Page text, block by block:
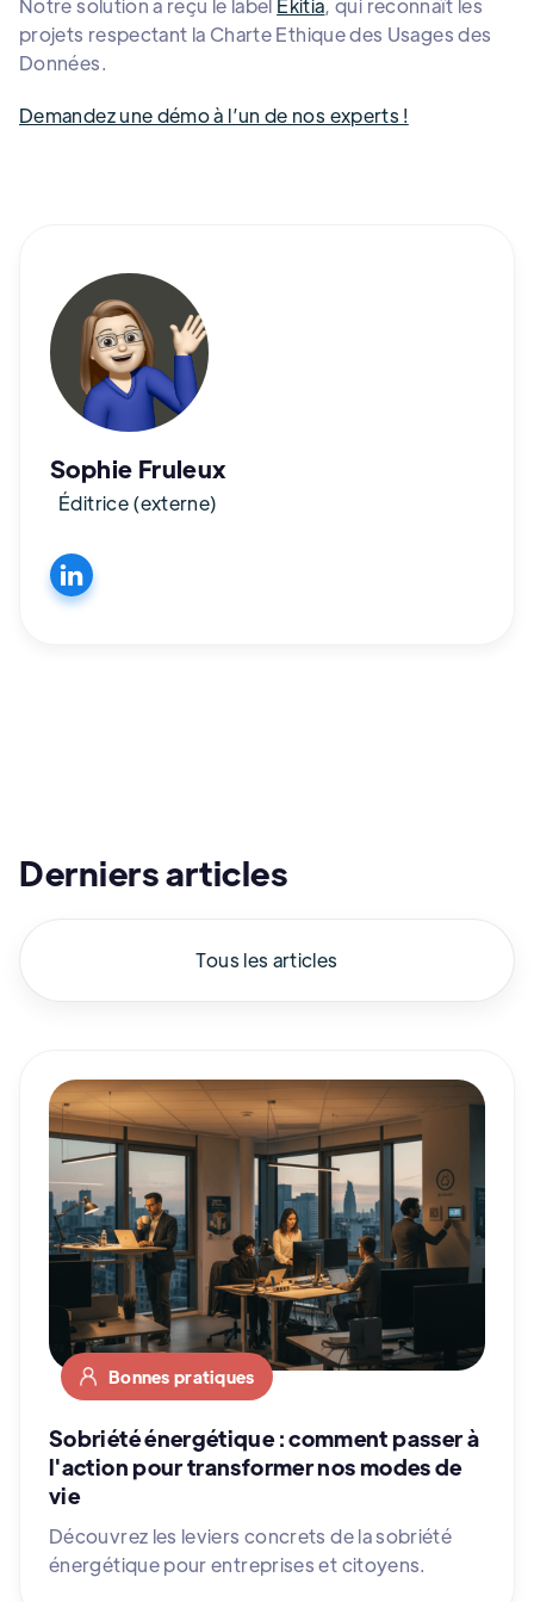
Notre solution a reçu le label Ekitia, qui reconnaît les
projets respectant la Charte Ethique des Usages des
Données.
Demandez une démo à l’un de nos experts !
Sophie Fruleux
Éditrice (externe)
Derniers articles
Tous les articles
Bonnes pratiques
Sobriété énergétique : comment passer à
l'action pour transformer nos modes de
vie
Découvrez les leviers concrets de la sobriété
énergétique pour entreprises et citoyens.